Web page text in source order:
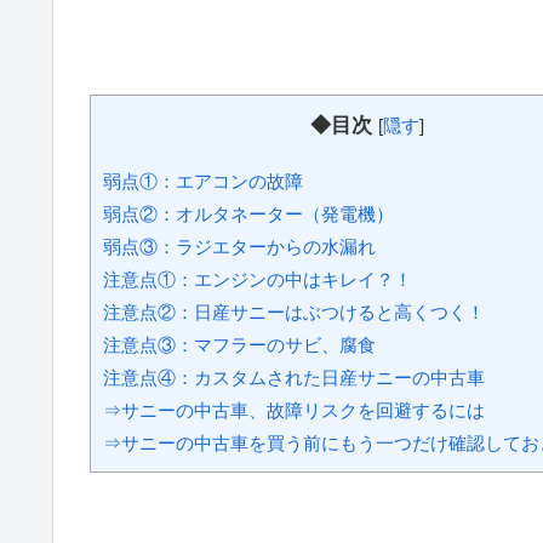
◆目次 [隠す]
弱点①：エアコンの故障
弱点②：オルタネーター（発電機）
弱点③：ラジエターからの水漏れ
注意点①：エンジンの中はキレイ？！
注意点②：日産サニーはぶつけると高くつく！
注意点③：マフラーのサビ、腐食
注意点④：カスタムされた日産サニーの中古車
⇒サニーの中古車、故障リスクを回避するには
⇒サニーの中古車を買う前にもう一つだけ確認してお